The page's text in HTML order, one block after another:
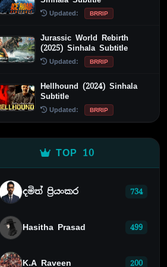
Updated: BRRIP
Jurassic World Rebirth
(2025) Sinhala Subtitle
Updated: BRRIP
Hellhound (2024) Sinhala
Subtitle
Updated: BRRIP
TOP 10
දමිත් ප්‍රියංකර 734
Hasitha Prasad 499
K.A Raveen 200